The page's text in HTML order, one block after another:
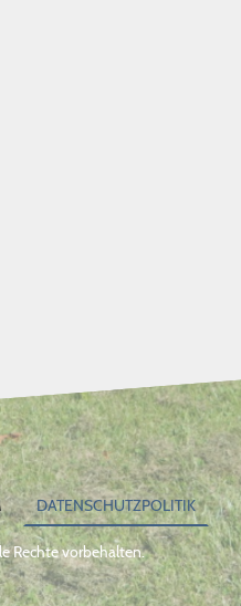
DATENSCHUTZPOLITIK
Rechte vorbehalten.